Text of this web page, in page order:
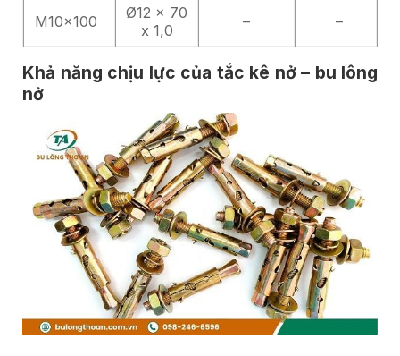
M10x100
Ø12 x 70
x 1,0
– –
Khả năng chịu lực của tắc kê nở – bu lông
nở